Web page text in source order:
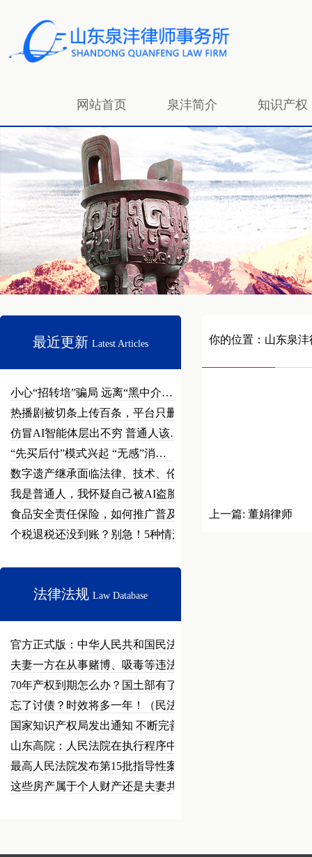
网站首页 泉沣简介 知识产权
招贤纳士
最近更新 Latest Articles
小心“招转培”骗局 远离“黑中介…
热播剧被切条上传百条，平台只删不…
仿冒AI智能体层出不穷 普通人该…
“先买后付”模式兴起 “无感”消…
数字遗产继承面临法律、技术、伦理…
我是普通人，我怀疑自己被AI盗脸…
食品安全责任保险，如何推广普及？
个税退税还没到账？别急！5种情形…
法律法规 Law Database
官方正式版：中华人民共和国民法总…
夫妻一方在从事赌博、吸毒等违法犯…
70年产权到期怎么办？国土部有了…
忘了讨债？时效将多一年！（民法草…
国家知识产权局发出通知 不断完善…
山东高院：人民法院在执行程序中可…
最高人民法院发布第15批指导性案…
这些房产属于个人财产还是夫妻共同…
你的位置： 山东泉
上一篇: 董娟律师